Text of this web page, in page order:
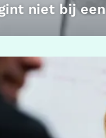
niet bij